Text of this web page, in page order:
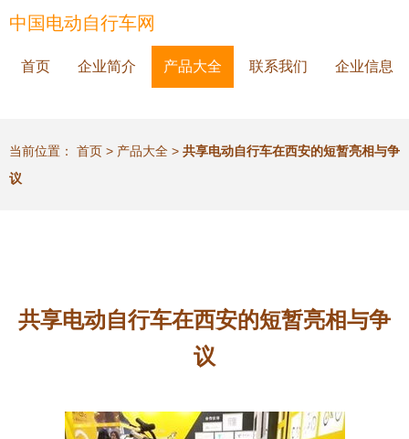
中国电动自行车网
首页 企业简介 产品大全 联系我们 企业信息
当前位置： 首页 > 产品大全 > 共享电动自行车在西安的短暂亮相与争
议
共享电动自行车在西安的短暂亮相与争
议